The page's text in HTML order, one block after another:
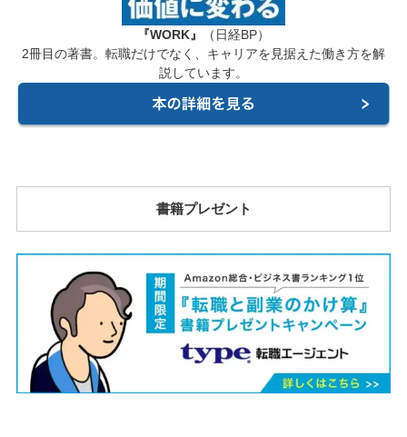
『WORK』
（日経BP）
2冊目の著書。転職だけでなく、キャリアを見据えた働き方を解
説しています。
書籍プレゼント